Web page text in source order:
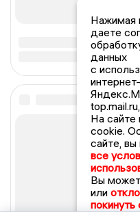
Нажимая
даете
данных
с
На сайте
cookie.
сайте,
все
Вы
или
покинуть